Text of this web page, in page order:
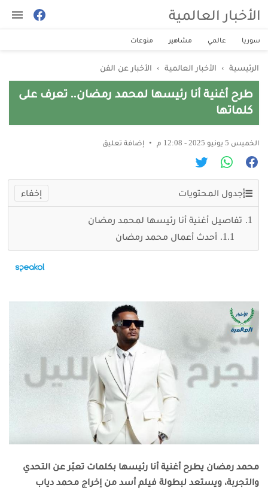
الأخبار العالمية
سوريا عالمي مشاهير منوعات
الرئيسية › الأخبار العالمية › الأخبار عن الفن
طرح أغنية أنا رئيسها لمحمد رمضان.. تعرف على
كلماتها
الخميس 5 يونيو 2025 - 12:08 م إضافة تعليق
جدول المحتويات
تفاصيل أغنية أنا رئيسها لمحمد رمضان
أحدث أعمال محمد رمضان
محمد رمضان يطرح أغنية أنا رئيسها بكلمات تعبّر عن التحدي
والتجربة، ويستعد لبطولة فيلم أسد من إخراج محمد دياب